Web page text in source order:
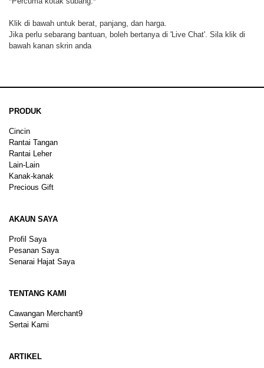
Klik di bawah untuk berat, panjang, dan harga.
Jika perlu sebarang bantuan, boleh bertanya di 'Live Chat'. Sila klik di
bawah kanan skrin anda
PRODUK
Cincin
Rantai Tangan
Rantai Leher
Lain-Lain
Kanak-kanak
Precious Gift
AKAUN SAYA
Profil Saya
Pesanan Saya
Senarai Hajat Saya
TENTANG KAMI
Cawangan Merchant9
Sertai Kami
ARTIKEL